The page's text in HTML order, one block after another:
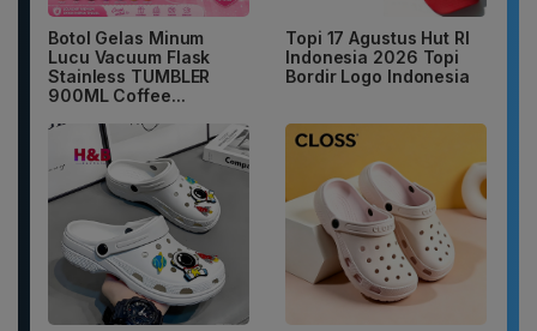
Botol Gelas Minum
Lucu Vacuum Flask
Stainless TUMBLER
900ML Coffee...
Topi 17 Agustus Hut RI
Indonesia 2026 Topi
Bordir Logo Indonesia